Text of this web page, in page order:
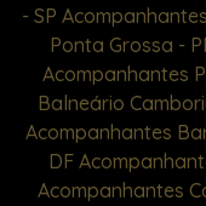
- SP
Ponta Grossa -
Acompanhantes
Balneário
Acompanhantes
DF
Acompanhantes